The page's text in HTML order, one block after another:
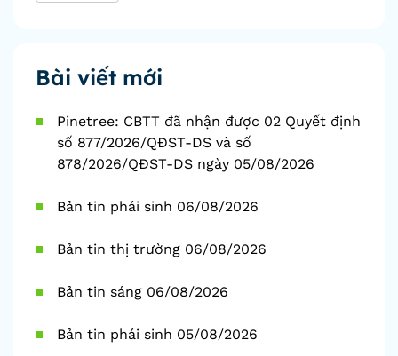
Bài viết mới
Pinetree: CBTT đã nhận được 02 Quyết định
số 877/2026/QĐST-DS và số
878/2026/QĐST-DS ngày 05/08/2026
Bản tin phái sinh 06/08/2026
Bản tin thị trường 06/08/2026
Bản tin sáng 06/08/2026
Bản tin phái sinh 05/08/2026